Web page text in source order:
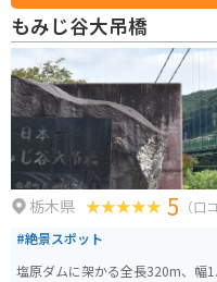
もみじ谷大吊橋
栃木県 5 （口
#絶景スポット
塩原ダムに架かる全長320m、幅